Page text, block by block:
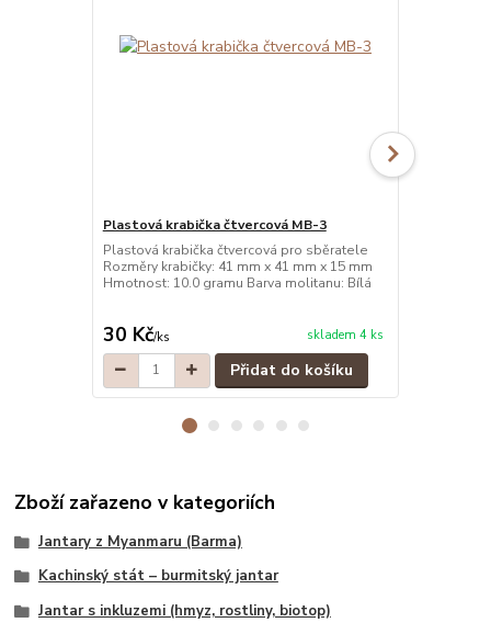
Plastová krabička čtvercová MB-3
Plastová krabička čtvercová pro sběratele
Rozměry krabičky: 41 mm x 41 mm x 15 mm
Hmotnost: 10.0 gramu Barva molitanu: Bílá
30 Kč/ks skladem 4 ks
Přidat do košíku
Zboží zařazeno v kategoriích
Jantary z Myanmaru (Barma)
Kachinský stát – burmitský jantar
Jantar s inkluzemi (hmyz, rostliny, biotop)